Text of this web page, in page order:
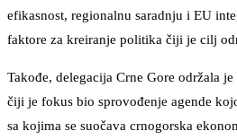
efikasnost, regionalnu saradnju i EU
faktore za kreiranje politika čiji je cilj
Takođe, delegacija Crne Gore održala
čiji je fokus bio sprovođenje agende
sa kojima se suočava crnogorska